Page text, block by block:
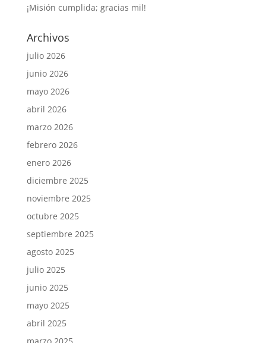
¡Misión cumplida; gracias mil!
Archivos
julio 2026
junio 2026
mayo 2026
abril 2026
marzo 2026
febrero 2026
enero 2026
diciembre 2025
noviembre 2025
octubre 2025
septiembre 2025
agosto 2025
julio 2025
junio 2025
mayo 2025
abril 2025
marzo 2025